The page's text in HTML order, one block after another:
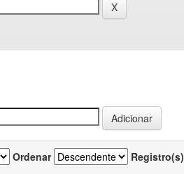
Ordenar Registro(s)